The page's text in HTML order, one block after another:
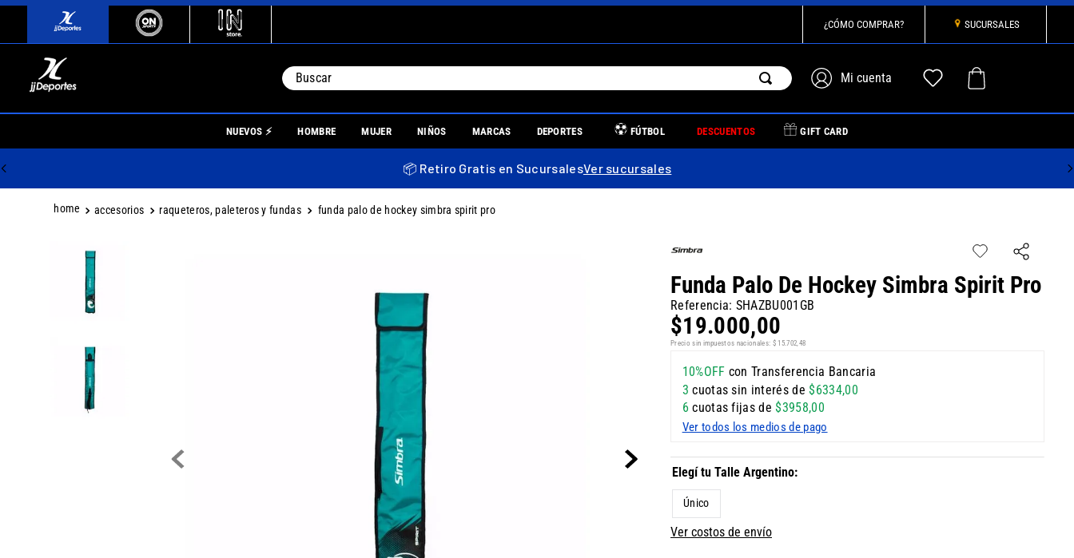
¿CÓMO COMPRAR? SUCURSALES
Buscar
NUEVOS ⚡ HOMBRE MUJER NIÑOS MARCAS DEPORTES FÚTBOL DESCUENTOS GIFT CARD
📦 Retiro Gratis en SucursalesVer sucursales
accesorios raqueteros, paleteros y fundas funda palo de hockey simbra spirit pro
Funda Palo De Hockey Simbra Spirit Pro
Referencia: SHAZBU001GB
$19.000,00
Precio sin impuestos nacionales: $ 15.702 48
10%OFF con Transferencia Bancaria
3 cuotas sin interés de$6334,00
6 cuotas fijas de$3958,00
Ver todos los medios de pago
Único
Ver costos de envío
TÉRMINOS MÁS BUSCADOS
1.
river
3.
boca
4.
hombre
boca juniors